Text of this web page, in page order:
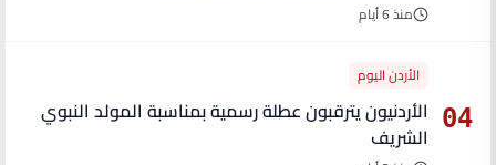
منذ 6 أيام
04
الأردن اليوم
الأردنيون يترقبون عطلة رسمية بمناسبة المولد النبوي
الشريف